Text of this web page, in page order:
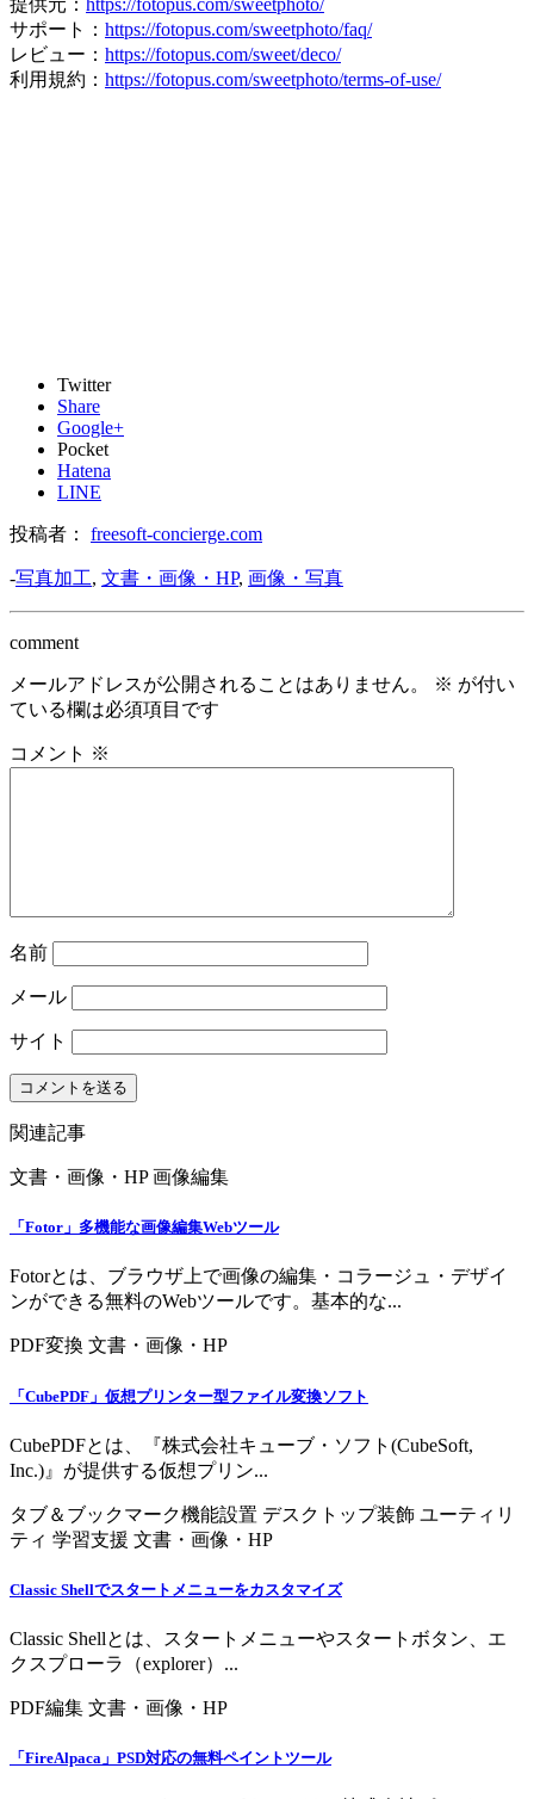
提供元： https://fotopus.com/sweetphoto/
サポート： https://fotopus.com/sweetphoto/faq/
レビュー： https://fotopus.com/sweet/deco/
利用規約： https://fotopus.com/sweetphoto/terms-of-use/
Twitter
Share
Google+
Pocket
Hatena
LINE
投稿者： freesoft-concierge.com
-写真加工, 文書・画像・HP, 画像・写真
comment
メールアドレスが公開されることはありません。 ※ が付い
ている欄は必須項目です
コメント ※
名前
メール
サイト
関連記事
文書・画像・HP 画像編集
「Fotor」多機能な画像編集Webツール
Fotorとは、ブラウザ上で画像の編集・コラージュ・デザイ
ンができる無料のWebツールです。基本的な...
PDF変換 文書・画像・HP
「CubePDF」仮想プリンター型ファイル変換ソフト
CubePDFとは、『株式会社キューブ・ソフト(CubeSoft,
Inc.)』が提供する仮想プリン...
タブ＆ブックマーク機能設置 デスクトップ装飾 ユーティリ
ティ 学習支援 文書・画像・HP
Classic Shellでスタートメニューをカスタマイズ
Classic Shellとは、スタートメニューやスタートボタン、エ
クスプローラ（explorer）...
PDF編集 文書・画像・HP
「FireAlpaca」PSD対応の無料ペイントツール